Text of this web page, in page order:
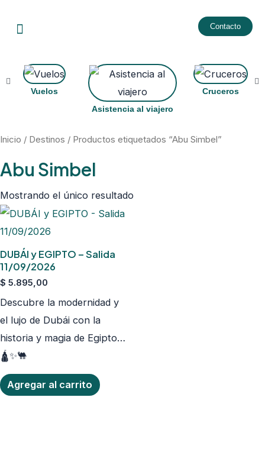
Menu Contacto
Vuelos
Asistencia al viajero
Cruceros
Inicio / Destinos / Productos etiquetados “Abu Simbel”
Abu Simbel
Mostrando el único resultado
DUBÁI y EGIPTO – Salida
11/09/2026
$ 5.895,00
Descubre la modernidad y
el lujo de Dubái con la
historia y magia de Egipto…
🛕✨🐫
Agregar al carrito